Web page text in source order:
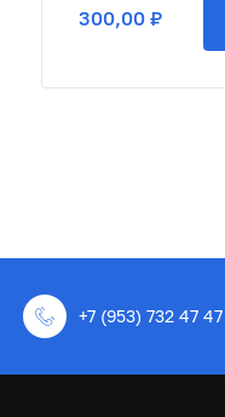
300,00 ₽
+7 (953) 732 47 47